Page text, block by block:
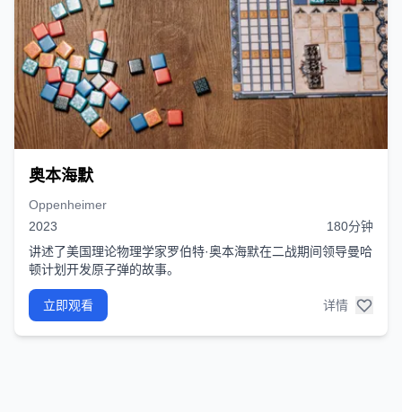
奥本海默
Oppenheimer
2023
180分钟
讲述了美国理论物理学家罗伯特·奥本海默在二战期间领导曼哈
顿计划开发原子弹的故事。
立即观看 详情